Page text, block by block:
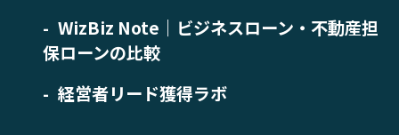
WizBiz Note｜ビジネスローン・不動産担
保ローンの比較
経営者リード獲得ラボ